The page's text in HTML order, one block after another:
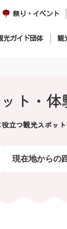
祭り・イベント
光ガイド団体 観
ト・体
立つ観光スポッ
現在地からの